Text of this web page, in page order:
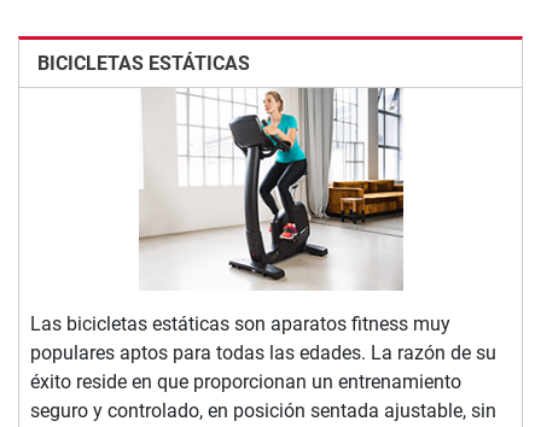
BICICLETAS ESTÁTICAS
Las bicicletas estáticas son aparatos fitness muy
populares aptos para todas las edades. La razón de su
éxito reside en que proporcionan un entrenamiento
seguro y controlado, en posición sentada ajustable, sin